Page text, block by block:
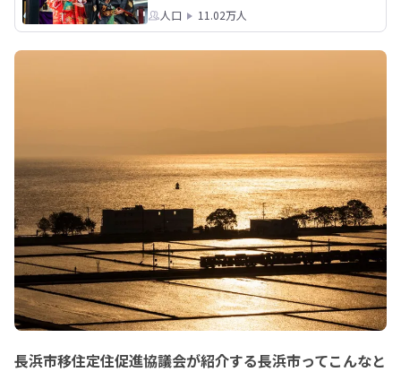
人口 11.02万人
長浜市移住定住促進協議会が紹介する長浜市ってこんなと